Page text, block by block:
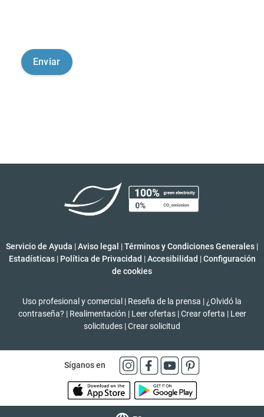
Servicio de Ayuda |Aviso legal |Términos y Condiciones Generales |
Estadísticas | Política de Privacidad | Accesibilidad | Configuración
de cookies
Uso profesional y comercial | Reseña de la prensa | ¿Olvidó la
contraseña? | Realimentación | Leer ofertas | Crear oferta | Leer
solicitudes |Crear solicitud
Síganos en